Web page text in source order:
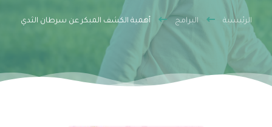
الرئيسية البرامج أهمية الكشف المبكر عن سرطان الثدي